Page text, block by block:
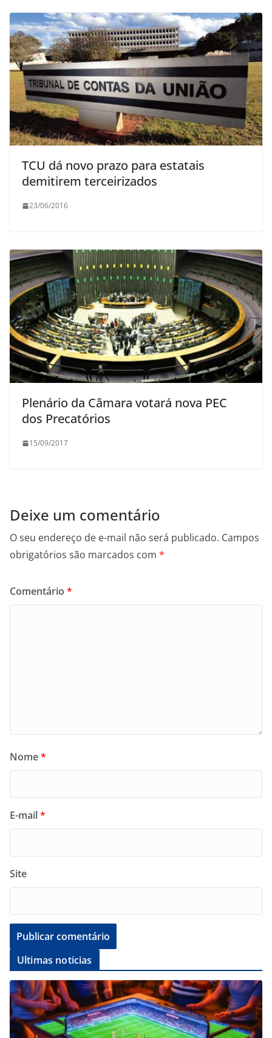
TCU dá novo prazo para estatais
demitirem terceirizados
23/06/2016
Plenário da Câmara votará nova PEC
dos Precatórios
15/09/2017
Deixe um comentário
O seu endereço de e-mail não será publicado. Campos
obrigatórios são marcados com *
Comentário *
Nome*
E-mail*
Site
Ultimas noticias